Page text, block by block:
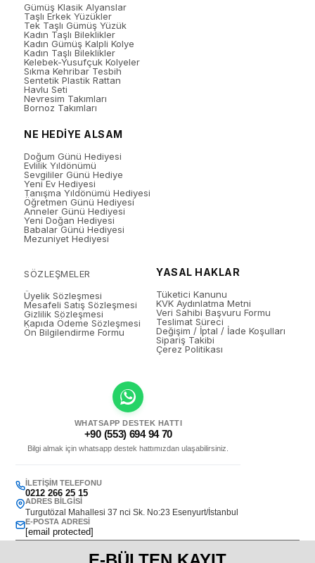
Gümüş Klasik Alyanslar
Taşlı Erkek Yüzükler
Tek Taşlı Gümüş Yüzük
Kadın Taşlı Bileklikler
Kadın Gümüş Kalpli Kolye
Kadın Taşlı Bileklikler
Kelebek-Yusufçuk Kolyeler
Sıkma Kehribar Tesbih
Sentetik Plastik Rattan
Havlu Seti
Nevresim Takımları
Bornoz Takımları
NE HEDİYE ALSAM
Doğum Günü Hediyesi
Evlilik Yıldönümü
Sevgililer Günü Hediye
Yeni Ev Hediyesi
Tanışma Yıldönümü Hediyesi
Öğretmen Günü Hediyesi
Anneler Günü Hediyesi
Yeni Doğan Hediyesi
Babalar Günü Hediyesi
Mezuniyet Hediyesi
SÖZLEŞMELER
Üyelik Sözleşmesi
Mesafeli Satış Sözleşmesi
Gizlilik Sözleşmesi
Kapıda Ödeme Sözleşmesi
Ön Bilgilendirme Formu
YASAL HAKLAR
Tüketici Kanunu
KVK Aydınlatma Metni
Veri Sahibi Başvuru Formu
Teslimat Süreci
Değişim / İptal / İade Koşulları
Sipariş Takibi
Çerez Politikası
WHATSAPP DESTEK HATTI
+90 (553) 694 94 70
Bilgi almak için whatsapp destek hattımızdan ulaşabilirsiniz.
İLETIŞIM TELEFONU
0212 266 25 15
ADRES BILGISI
Turgutözal Mahallesi 37 nci Sk. No:23 Esenyurt/İstanbul
E-POSTA ADRESI
[email protected]